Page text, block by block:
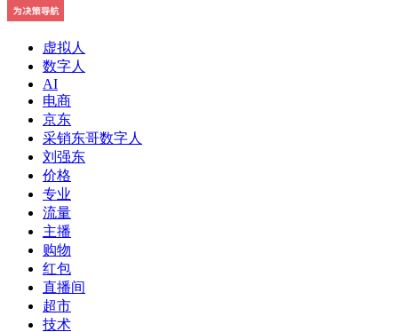
虚拟人
数字人
AI
电商
京东
采销东哥数字人
刘强东
价格
专业
流量
主播
购物
红包
直播间
超市
技术